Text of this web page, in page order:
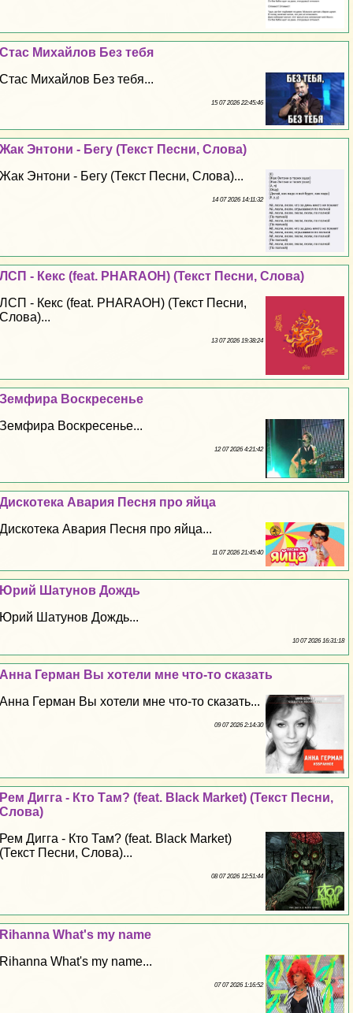
Стас Михайлов Без тебя
Стас Михайлов Без тебя...
15 07 2026 22:45:46
Жак Энтони - Бегу (Текст Песни, Слова)
Жак Энтони - Бегу (Текст Песни, Слова)...
14 07 2026 14:11:32
ЛСП - Кекс (feat. PHARAOH) (Текст Песни, Слова)
ЛСП - Кекс (feat. PHARAOH) (Текст Песни,
Слова)...
13 07 2026 19:38:24
Земфира Воскресенье
Земфира Воскресенье...
12 07 2026 4:21:42
Дискотека Авария Песня про яйца
Дискотека Авария Песня про яйца...
11 07 2026 21:45:40
Юрий Шатунов Дождь
Юрий Шатунов Дождь...
10 07 2026 16:31:18
Анна Герман Вы хотели мне что-то сказать
Анна Герман Вы хотели мне что-то сказать...
09 07 2026 2:14:30
Рем Дигга - Кто Там? (feat. Black Market) (Текст Песни,
Слова)
Рем Дигга - Кто Там? (feat. Black Market)
(Текст Песни, Слова)...
08 07 2026 12:51:44
Rihanna What's my name
Rihanna What's my name...
07 07 2026 1:16:52